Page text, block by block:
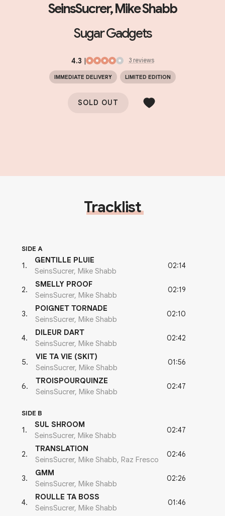
SeinsSucrer, Mike Shabb
Sugar Gadgets
4.3 3 reviews
IMMEDIATE DELIVERY LIMITED EDITION
SOLD OUT
Tracklist
SIDE A
1 .
GENTILLE PLUIE
SeinsSucrer, Mike Shabb
02:14
2.
SMELLY PROOF
SeinsSucrer, Mike Shabb
02:19
3.
POIGNET TORNADE
SeinsSucrer, Mike Shabb
02:10
4.
DILEUR DART
SeinsSucrer, Mike Shabb
02:42
5.
VIE TA VIE (SKIT)
SeinsSucrer, Mike Shabb
01:56
6.
TROISPOURQUINZE
SeinsSucrer, Mike Shabb
02:47
SIDE B
1 .
SUL SHROOM
SeinsSucrer, Mike Shabb
02:47
2.
TRANSLATION
SeinsSucrer, Mike Shabb, Raz Fresco
02:46
3.
GMM
SeinsSucrer, Mike Shabb
02:26
4.
ROULLE TA BOSS
SeinsSucrer, Mike Shabb
01:46